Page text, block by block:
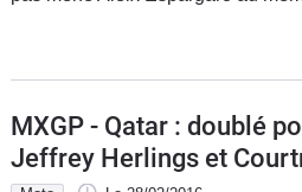
MXGP - Qatar : doublé
Jeffrey Herlings et